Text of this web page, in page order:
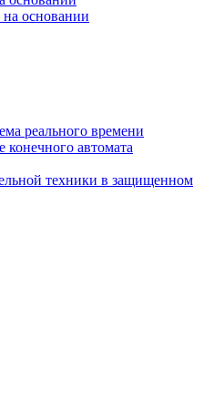
основании
реального времени
автомата
техники в защищенном